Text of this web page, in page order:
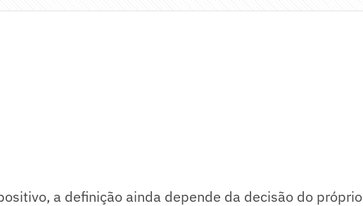
a definição ainda depende da decisão do próprio